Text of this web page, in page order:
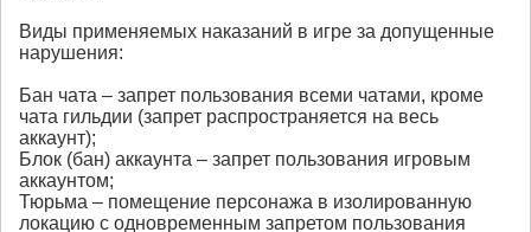
Виды применяемых наказаний в игре за допущенные
нарушения:
Бан чата – запрет пользования всеми чатами, кроме
чата гильдии (запрет распространяется на весь
аккаунт);
Блок (бан) аккаунта – запрет пользования игровым
аккаунтом;
Тюрьма – помещение персонажа в изолированную
локацию с одновременным запретом пользования